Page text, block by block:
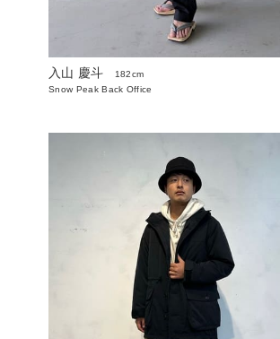
入山 慶斗
182cm
Snow Peak Back Office